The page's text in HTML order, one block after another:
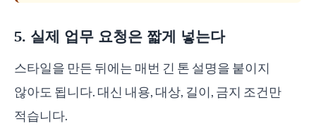
5. 실제 업무 요청은 짧게 넣는다
스타일을 만든 뒤에는 매번 긴 톤 설명을 붙이지
않아도 됩니다. 대신 내용, 대상, 길이, 금지 조건만
적습니다.